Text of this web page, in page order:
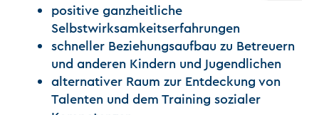
positive ganzheitliche
Selbstwirksamkeitserfahrungen
schneller Beziehungsaufbau zu Betreuern
und anderen Kindern und Jugendlichen
alternativer Raum zur Entdeckung von
Talenten und dem Training sozialer